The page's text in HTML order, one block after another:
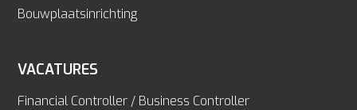
VACATURES
Financial Controller / Business Controller
Bouwplaatsinrichting